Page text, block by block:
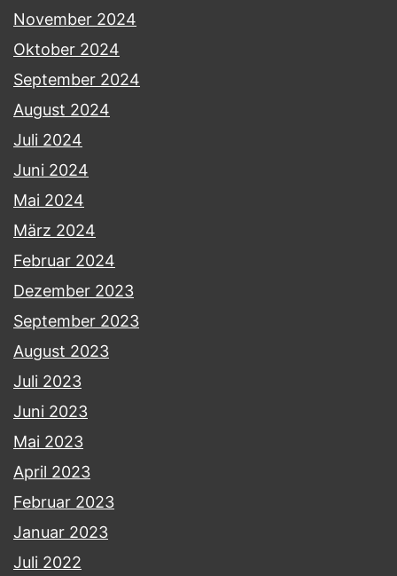
November 2024
Oktober 2024
September 2024
August 2024
Juli 2024
Juni 2024
Mai 2024
März 2024
Februar 2024
Dezember 2023
September 2023
August 2023
Juli 2023
Juni 2023
Mai 2023
April 2023
Februar 2023
Januar 2023
Juli 2022